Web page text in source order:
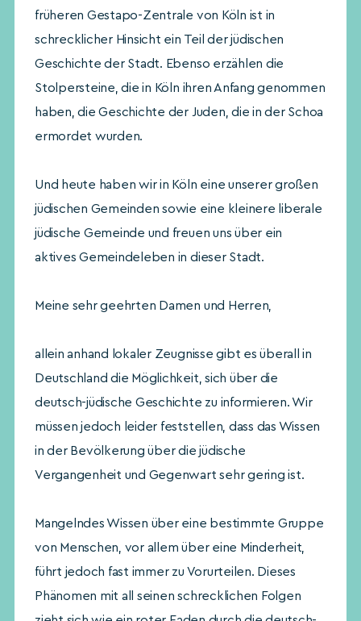
früheren Gestapo-Zentrale von Köln ist in
schrecklicher Hinsicht ein Teil der jüdischen
Geschichte der Stadt. Ebenso erzählen die
Stolpersteine, die in Köln ihren Anfang genommen
haben, die Geschichte der Juden, die in der Schoa
ermordet wurden.
Und heute haben wir in Köln eine unserer großen
jüdischen Gemeinden sowie eine kleinere liberale
jüdische Gemeinde und freuen uns über ein
aktives Gemeindeleben in dieser Stadt.
Meine sehr geehrten Damen und Herren,
allein anhand lokaler Zeugnisse gibt es überall in
Deutschland die Möglichkeit, sich über die
deutsch-jüdische Geschichte zu informieren. Wir
müssen jedoch leider feststellen, dass das Wissen
in der Bevölkerung über die jüdische
Vergangenheit und Gegenwart sehr gering ist.
Mangelndes Wissen über eine bestimmte Gruppe
von Menschen, vor allem über eine Minderheit,
führt jedoch fast immer zu Vorurteilen. Dieses
Phänomen mit all seinen schrecklichen Folgen